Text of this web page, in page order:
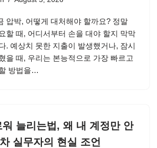
압박, 어떻게 대처해야 할까요? 정말
할 때, 어디서부터 손을 대야 할지 막막
. 예상치 못한 지출이 발생했거나, 잠시
을 때, 우리는 본능적으로 가장 빠르고
방법을…
워 늘리는법, 왜 내 계정만 안
실무자의 현실 조언